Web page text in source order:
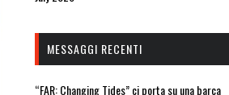
MESSAGGI RECENTI
“FAR: Changing Tides” ci porta su una barca